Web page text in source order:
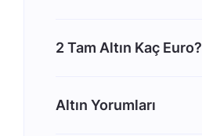
2 Tam Altın Kaç Euro?
Altın Yorumları